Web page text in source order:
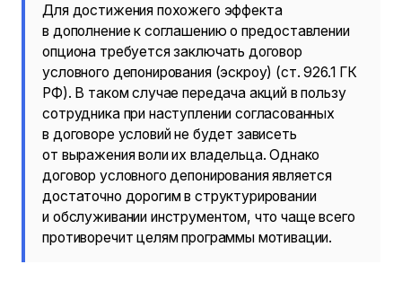
Для достижения похожего эффекта
в дополнение к соглашению о предоставлении
опциона требуется заключать договор
условного депонирования (эскроу) (ст. 926.1 ГК
РФ). В таком случае передача акций в пользу
сотрудника при наступлении согласованных
в договоре условий не будет зависеть
от выражения воли их владельца. Однако
договор условного депонирования является
достаточно дорогим в структурировании
и обслуживании инструментом, что чаще всего
противоречит целям программы мотивации.